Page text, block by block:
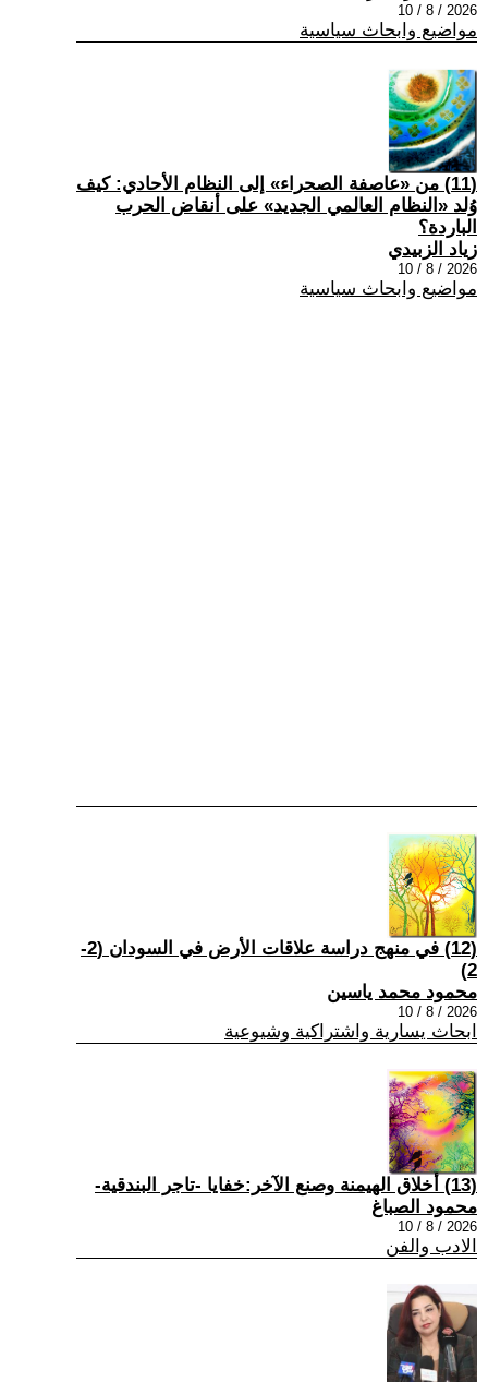
2026 / 8 / 10
مواضيع وابحاث سياسية
(11) من «عاصفة الصحراء» إلى النظام الأحادي: كيف
وُلد «النظام العالمي الجديد» على أنقاض الحرب
الباردة؟
زياد الزبيدي
2026 / 8 / 10
مواضيع وابحاث سياسية
(12) في منهج دراسة علاقات الأرض في السودان (2-
2)
محمود محمد ياسين
2026 / 8 / 10
ابحاث يسارية واشتراكية وشيوعية
(13) أخلاق الهيمنة وصنع الآخر:خفايا -تاجر البندقية-
محمود الصباغ
2026 / 8 / 10
الادب والفن